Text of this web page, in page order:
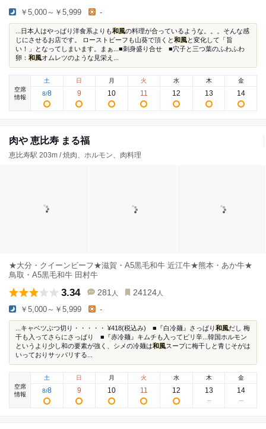
￥5,000～￥5,999 -
...日本人はやっぱり洋食系よりも和風の料理が合っているような。。。そんな感
じにさせるお店です。 ローストビーフも山葵で頂くと和風と変化して「旨
い！」となってしまいます。まぁ...■刺身盛り合せ ■穴子と三つ葉のふわふわ
卵： 和風オムレツのような見栄え...
空席
情報
土
8/8
日
9
月
10
火
11
水
12
木
13
金
14
肉や 恵比寿 まる福
恵比寿駅 203m / 焼肉、ホルモン、肉料理
★大分・クイーンビーフ★滋賀・A5黒毛和牛 近江牛★熊本・あか牛★
鳥取・A5黒毛和牛 田村牛
3.34 281 人 24124 人
￥5,000～￥5,999 -
...キャベツぶつ切り・・・・・ ¥418(税込み) ■『白冷麺』さっぱり和風だし 梅
干も入ってさらにさっぱり ■『赤冷麺』キムチも入ってピリ辛...韓国ホルモン
というより少し和の要素が強く、シメの冷麺は和風スープに梅干しと青じそがは
いっておりサッパリする...
空席
情報
土
8/8
日
9
月
10
火
11
水
12
木
13
金
14